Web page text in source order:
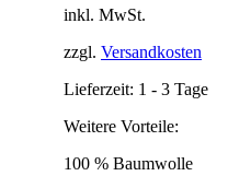
inkl. MwSt.
zzgl. Versandkosten
Lieferzeit: 1 - 3 Tage
Weitere Vorteile:
100 % Baumwolle